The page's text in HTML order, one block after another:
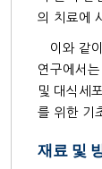
의 치료에
이와 같
연구에서
및 대식세
를 위한 기
재료 및